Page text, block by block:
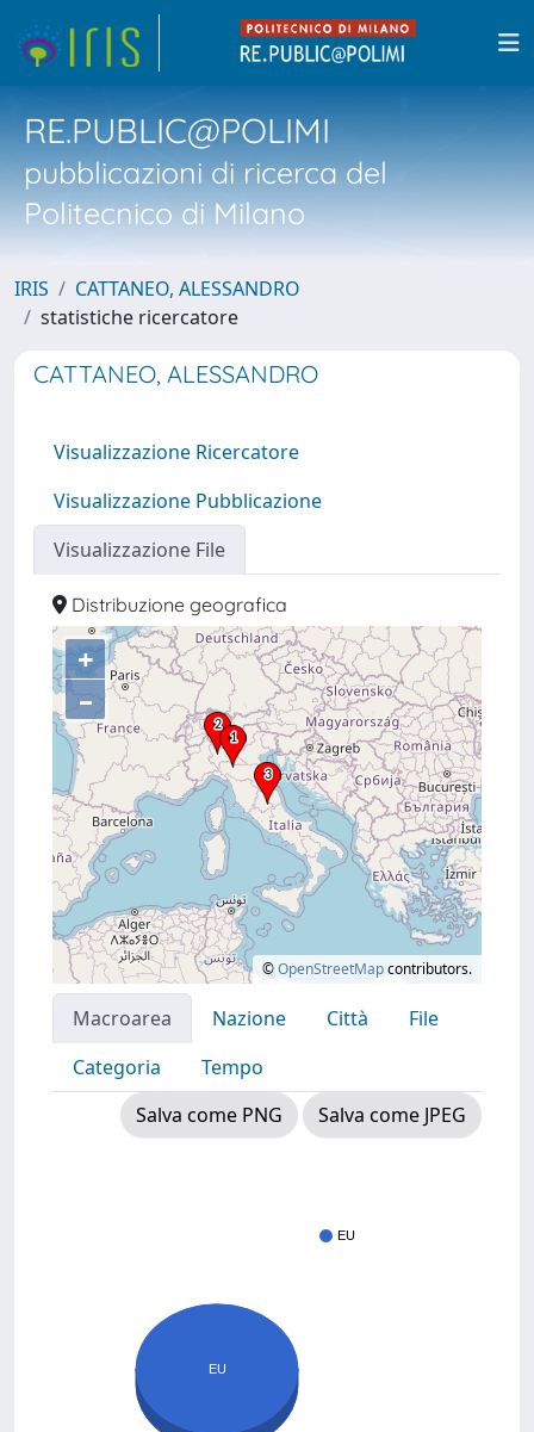
RE.PUBLIC@POLIMI
pubblicazioni di ricerca del
Politecnico di Milano
IRIS
CATTANEO, ALESSANDRO
statistiche ricercatore
CATTANEO, ALESSANDRO
Visualizzazione Ricercatore
Visualizzazione Pubblicazione
Visualizzazione File
Distribuzione geografica
+
–
©OpenStreetMapcontributors.
Macroarea Nazione Città
File
Categoria
Tempo
Salva come PNG
Salva come JPEG
EU
EU